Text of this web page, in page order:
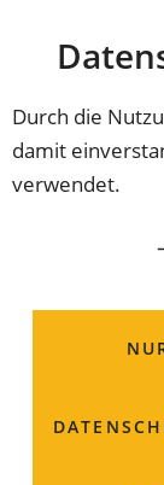
Durch die
damit
verwendet.
INHALT
Coburg
Einen Abend